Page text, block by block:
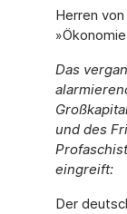
Herren
Das
und des
eingreift:
Der